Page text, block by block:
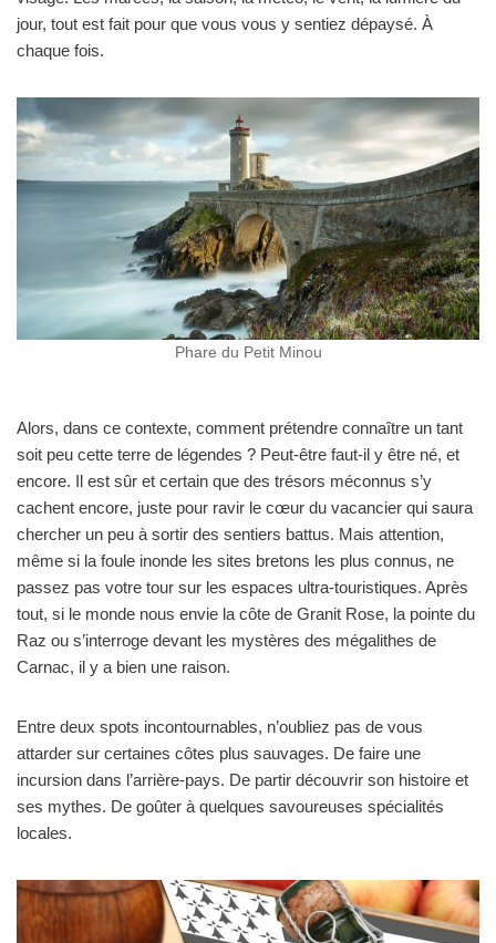
jour, tout est fait pour que vous vous y sentiez dépaysé. À
chaque fois.
Phare du Petit Minou
Alors, dans ce contexte, comment prétendre connaître un tant
soit peu cette terre de légendes ? Peut-être faut-il y être né, et
encore. Il est sûr et certain que des trésors méconnus s’y
cachent encore, juste pour ravir le cœur du vacancier qui saura
chercher un peu à sortir des sentiers battus. Mais attention,
même si la foule inonde les sites bretons les plus connus, ne
passez pas votre tour sur les espaces ultra-touristiques. Après
tout, si le monde nous envie la côte de Granit Rose, la pointe du
Raz ou s’interroge devant les mystères des mégalithes de
Carnac, il y a bien une raison.
Entre deux spots incontournables, n’oubliez pas de vous
attarder sur certaines côtes plus sauvages. De faire une
incursion dans l’arrière-pays. De partir découvrir son histoire et
ses mythes. De goûter à quelques savoureuses spécialités
locales.